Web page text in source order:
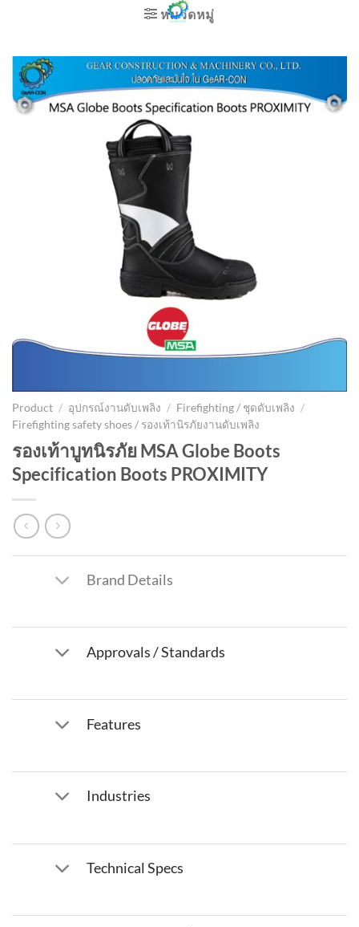
เนื้อหา
หมวดหมู่
Product / อุปกรณ์งานดับเพลิง / Firefighting / ชุดดับเพลิง /
Firefighting safety shoes / รองเท้านิรภัยงานดับเพลิง
รองเท้าบูทนิรภัย MSA Globe Boots
Specification Boots PROXIMITY
Brand Details
Approvals / Standards
Features
Industries
Technical Specs